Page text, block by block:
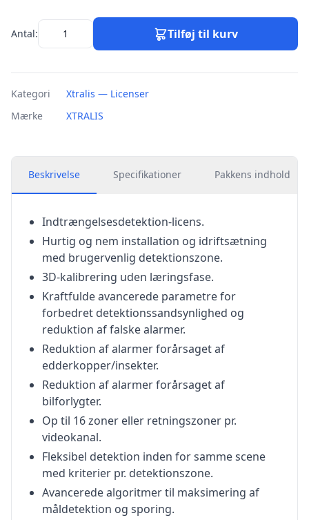
Antal: Tilføj til kurv
Kategori
Xtralis — Licenser
Mærke
XTRALIS
Beskrivelse Specifikationer Pakkens indhold
Indtrængelsesdetektion-licens.
Hurtig og nem installation og idriftsætning
med brugervenlig detektionszone.
3D-kalibrering uden læringsfase.
Kraftfulde avancerede parametre for
forbedret detektionssandsynlighed og
reduktion af falske alarmer.
Reduktion af alarmer forårsaget af
edderkopper/insekter.
Reduktion af alarmer forårsaget af
bilforlygter.
Op til 16 zoner eller retningszoner pr.
videokanal.
Fleksibel detektion inden for samme scene
med kriterier pr. detektionszone.
Avancerede algoritmer til maksimering af
måldetektion og sporing.